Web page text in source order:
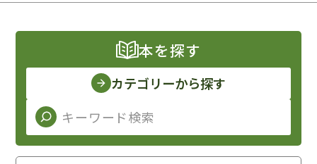
本を探す
カテゴリーから探す